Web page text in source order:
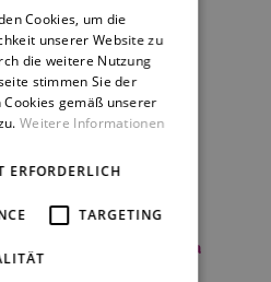
,Martin Marek
,Michal Lieberzeit
Jana Piorecká
Barbora de Nunes-Cambraia
Perná
GERMAN
Cookies, um die
unserer Website zu
die weitere Nutzung
stimmen Sie der
Cookies gemäß unserer
Weitere Informationen
ERFORDERLICH
TARGETING